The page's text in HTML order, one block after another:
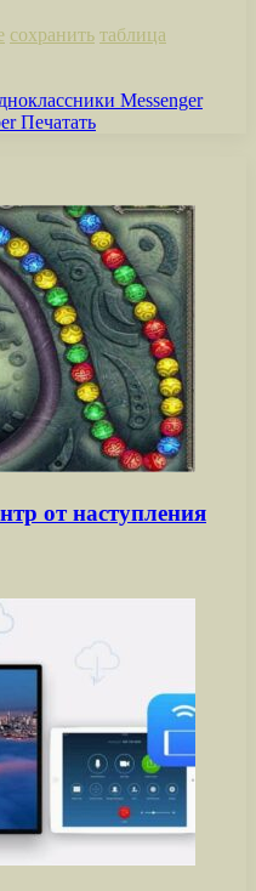
сохранить таблица
Messenger
Печатать
от наступления